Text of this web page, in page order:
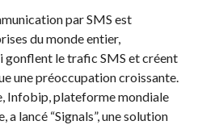
par SMS est
du monde entier,
gonflent le trafic SMS et créent
une préoccupation croissante.
Infobip, plateforme mondiale
lancé “Signals”, une solution